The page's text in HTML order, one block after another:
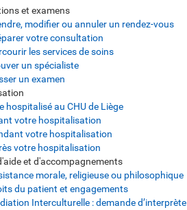
et examens
modifier ou annuler un rendez-vous
votre consultation
les services de soins
un spécialiste
un examen
hospitalisé au CHU de Liège
votre hospitalisation
votre hospitalisation
votre hospitalisation
et d'accompagnements
morale, religieuse ou philosophique
du patient et engagements
Interculturelle : demande d’interprète